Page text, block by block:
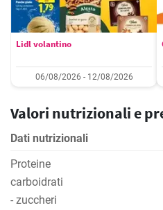
Lidl volantino
06/08/2026 - 12/08/2026
Valori nutrizionali e
Dati nutrizionali
Proteine
carboidrati
- zuccheri